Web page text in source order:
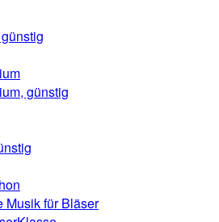
günstig
Musik für Bläser